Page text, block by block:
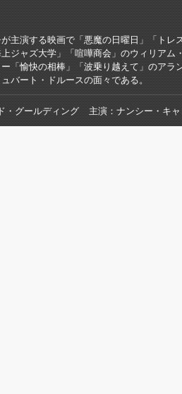
主演する映画で「悪魔の日曜日」「トレ
ジャズ大学」「喧嘩商会」のウィリアム
「愉快の相棒」「波乗り越えて」のアラ
バート・ドルースの面々である。
・グールディング 主演 ナンシー・キ